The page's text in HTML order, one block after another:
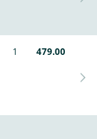
1 479.00